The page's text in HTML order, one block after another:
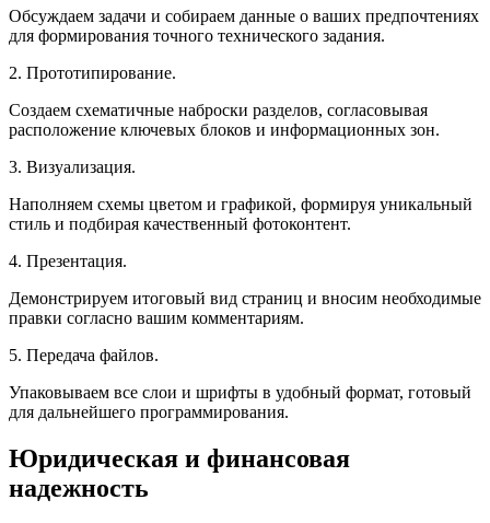
Обсуждаем задачи и собираем данные о ваших предпочтениях
для формирования точного технического задания.
2. Прототипирование.
Создаем схематичные наброски разделов, согласовывая
расположение ключевых блоков и информационных зон.
3. Визуализация.
Наполняем схемы цветом и графикой, формируя уникальный
стиль и подбирая качественный фотоконтент.
4. Презентация.
Демонстрируем итоговый вид страниц и вносим необходимые
правки согласно вашим комментариям.
5. Передача файлов.
Упаковываем все слои и шрифты в удобный формат, готовый
для дальнейшего программирования.
Юридическая и финансовая
надежность